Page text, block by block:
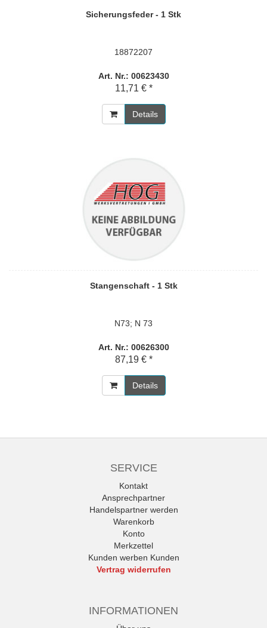
Sicherungsfeder - 1 Stk
18872207
Art. Nr.: 00623430
11,71 € *
Details
Stangenschaft - 1 Stk
N73; N 73
Art. Nr.: 00626300
87,19 € *
Details
SERVICE
Kontakt
Ansprechpartner
Handelspartner werden
Warenkorb
Konto
Merkzettel
Kunden werben Kunden
Vertrag widerrufen
INFORMATIONEN